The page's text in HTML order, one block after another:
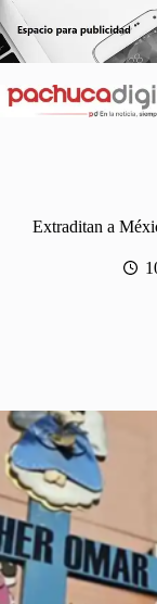
Saltar
al
contenido
Extraditan a